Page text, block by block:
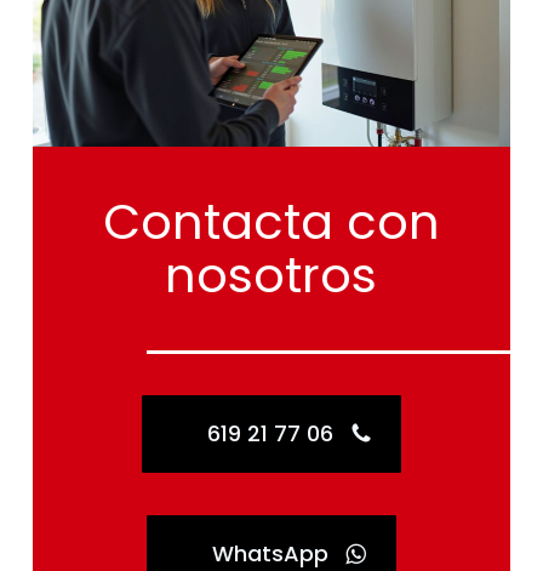
Contacta con
nosotros
619 21 77 06
WhatsApp